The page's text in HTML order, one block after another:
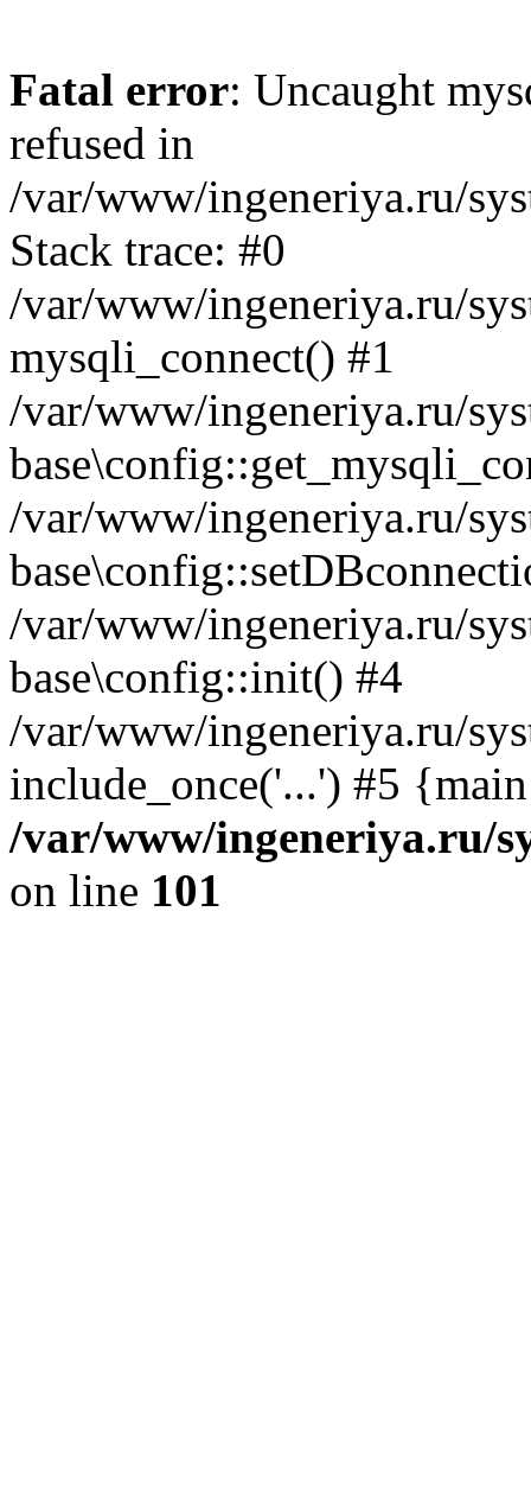
Fatal error: Uncaught
refused in
/var/www/ingeneriya.ru/
Stack trace: #0
/var/www/ingeneriya.ru/
mysqli_connect() #1
/var/www/ingeneriya.ru/
/var/www/ingeneriya.ru/
/var/www/ingeneriya.ru/
base\config::init() #4
/var/www/ingeneriya.ru/
include_once('...') #5
/var/www/ingeneriya.ru/
on line 101